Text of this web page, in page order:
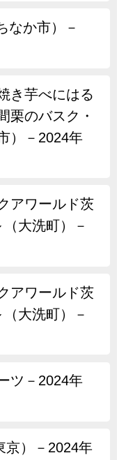
なか市）－
き芋べにはる
栗のバスク・
）－2024年
アワールド茨
大洗町）－
アワールド茨
大洗町）－
ツ－2024年
京）－2024年